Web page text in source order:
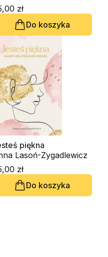
zł
Do koszyka
piękna
Lasoń-Zygadlewicz
zł
Do koszyka